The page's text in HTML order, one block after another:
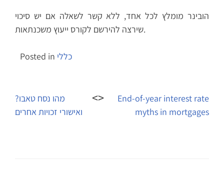
הובינר מומלץ לכל אחד, ללא קשר לשאלה אם יש סיכוי
שירצה להירשם לקורס ייעוץ משכנתאות.
Posted in כללי
navigation
מהו נסח טאבו?
ואישורי זכויות אחרים
End-of-year interest rate
myths in mortgages